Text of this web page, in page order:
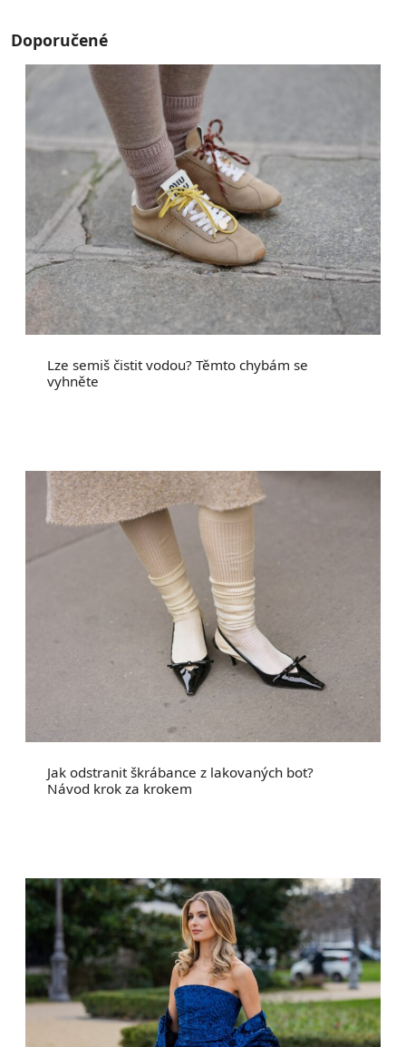
Doporučené
Lze semiš čistit vodou? Těmto chybám se
vyhněte
Jak odstranit škrábance z lakovaných bot?
Návod krok za krokem